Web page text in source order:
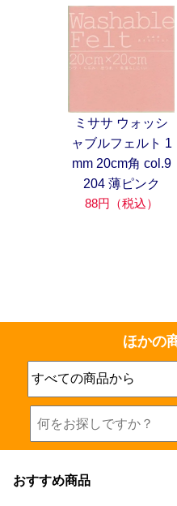
ミササ ウォッシ
ャブルフェルト 1
mm 20cm角 col.9
204 薄ピンク
88円（税込）
ほかの
おすすめ商品